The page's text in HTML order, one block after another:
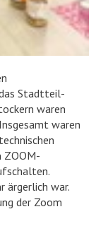
Stadtteil-
waren
waren
ZOOM-
ärgerlich war.
der Zoom